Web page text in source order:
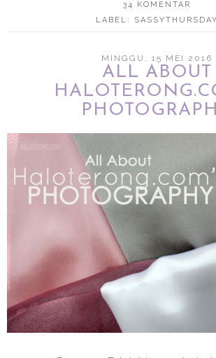
34 KOMENTAR
LABEL:
SASSYTHURSDAY
MINGGU, 15 MEI 2016
ALL ABOUT